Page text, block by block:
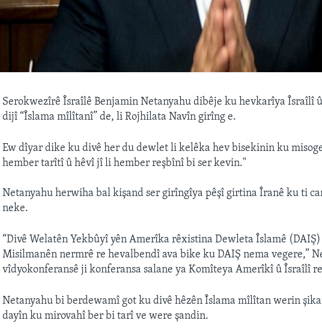
Serokwezîrê Îsraîlê Benjamin Netanyahu dibêje ku hevkarîya Îsraîlî
dijî “Îslama mîlîtanî” de, li Rojhilata Navîn girîng e.
Ew dîyar dike ku divê her du dewlet li kelêka hev bisekinin ku
hember tarîtî û hêvî jî li hember reşbînî bi ser kevin."
Netanyahu herwiha bal kişand ser girîngîya pêşî girtina Îranê ku ti
neke.
“Divê Welatên Yekbûyî yên Amerîka rêxistina Dewleta Îslamê
Misilmanên nermrê re hevalbendî ava bike ku DAIŞ nema vegere,”
vîdyokonferansê ji konferansa salane ya Komîteya Amerîkî û Îsraîlî
Netanyahu bi berdewamî got ku divê hêzên Îslama mîlîtan werin
dayîn ku mirovahî ber bi tarî ve were şandin.